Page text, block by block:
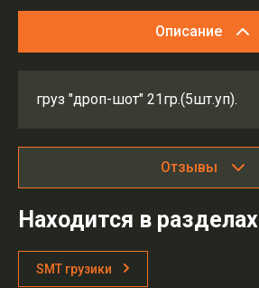
Описание
груз "дроп-шот" 21гр.(5шт.уп).
Отзывы
Находится в разделах
SMT грузики